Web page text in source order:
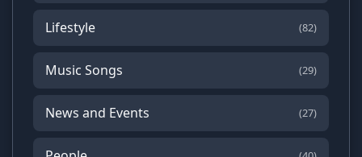
Lifestyle (82)
Music Songs (29)
News and Events (27)